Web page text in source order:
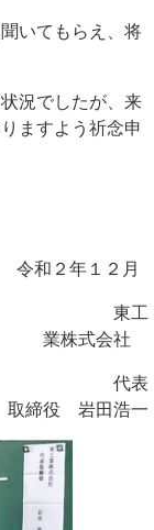
いてもらえ、将
況でしたが、来
ますよう祈念申
和２年１２月
業株式会社
取締役 岩田浩一